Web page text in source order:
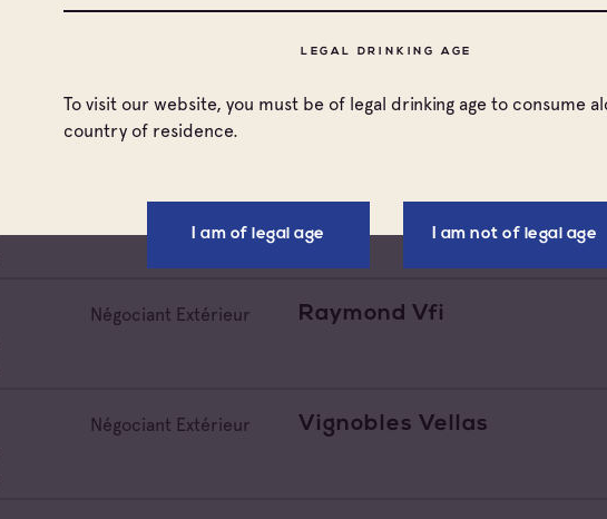
LEGAL DRINKING AGE
To visit our website, you must be of legal drinking age to consume
country of residence.
I am of legal age I am not of legal age
Négociant Extérieur Les Vins Skalli
Négociant Extérieur Terranea
Négociant Extérieur Raymond Vfi
Négociant Extérieur Vignobles Vellas